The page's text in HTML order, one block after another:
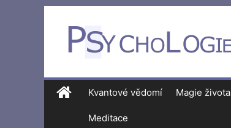
Kvantové vědomí Magie života
Meditace